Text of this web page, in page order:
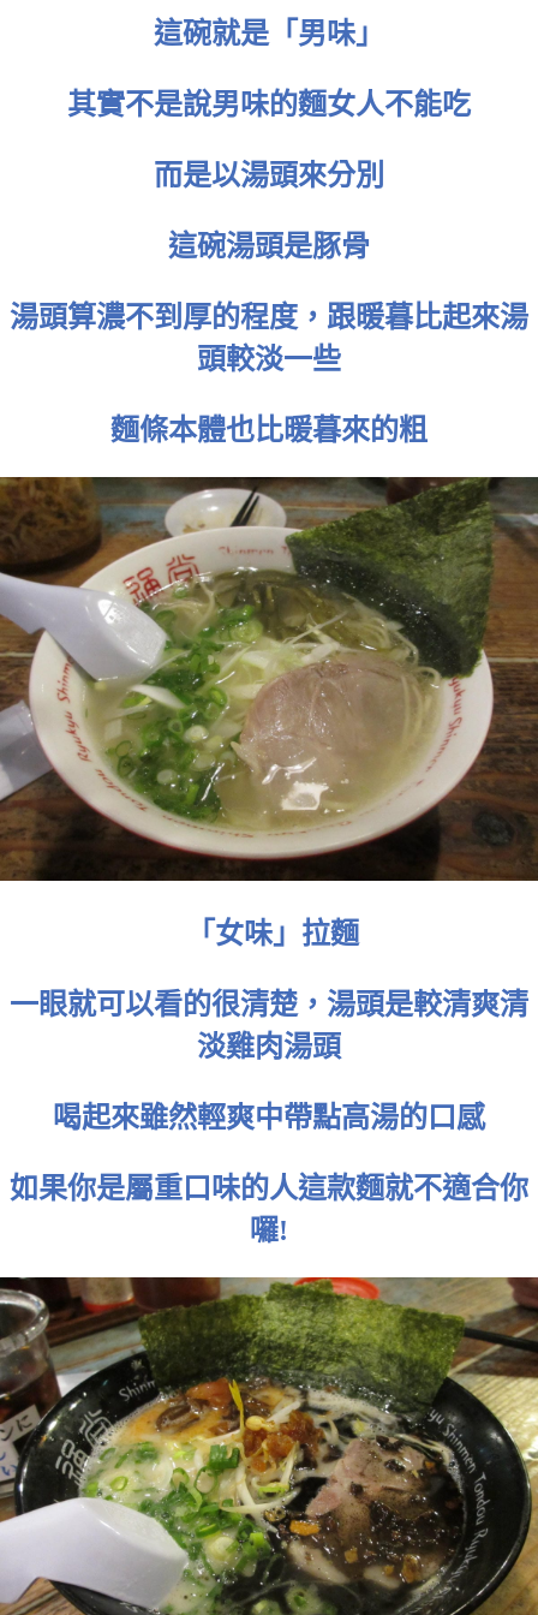
這碗就是「男味」
其實不是說男味的麵女人不能吃
而是以湯頭來分別
這碗湯頭是豚骨
湯頭算濃不到厚的程度，跟暖暮比起來湯
頭較淡一些
麵條本體也比暖暮來的粗
「女味」拉麵
一眼就可以看的很清楚，湯頭是較清爽清
淡雞肉湯頭
喝起來雖然輕爽中帶點高湯的口感
如果你是屬重口味的人這款麵就不適合你
囉!